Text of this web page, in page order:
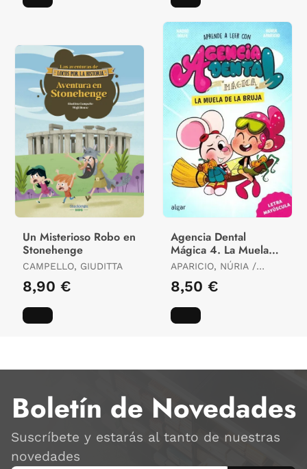
Un Misterioso Robo en
Stonehenge
CAMPELLO, GIUDITTA
8,90 €
Agencia Dental
Mágica 4. La Muela
de la Bruja
APARICIO, NÚRIA /
8,50 €
Boletín de Novedades
Suscríbete y estarás al tanto de nuestras
novedades